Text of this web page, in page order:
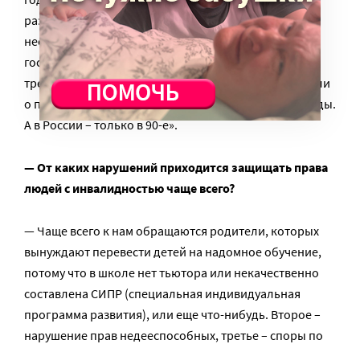
разными видами инвалидности (незрячие,
неслышащие, на колясках) заняли здание
госучреждения и неделю никого туда не пускали,
требуя принятия одного закона. В Европе заговорили
о правах людей с инвалидностью позднее, в 80-е годы.
А в России – только в 90-е».
— От каких нарушений приходится защищать права
людей с инвалидностью чаще всего?
— Чаще всего к нам обращаются родители, которых
вынуждают перевести детей на надомное обучение,
потому что в школе нет тьютора или некачественно
составлена СИПР (специальная индивидуальная
программа развития), или еще что-нибудь. Второе –
нарушение прав недееспособных, третье – споры по